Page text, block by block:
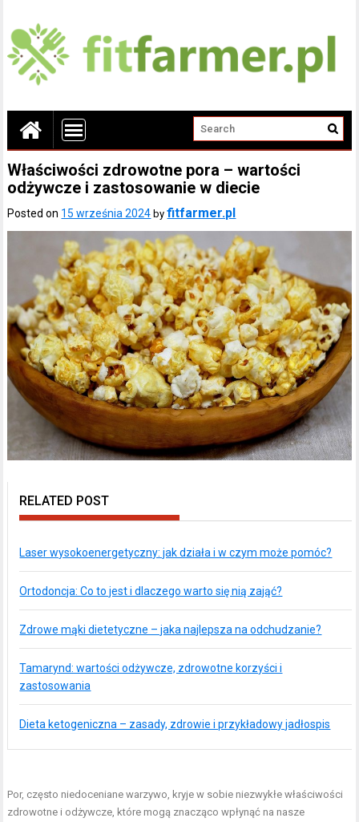
Właściwości zdrowotne pora – wartości
odżywcze i zastosowanie w diecie
Posted on 15 września 2024 byfitfarmer.pl
RELATED POST
Laser wysokoenergetyczny: jak działa i w czym może pomóc?
Ortodoncja: Co to jest i dlaczego warto się nią zająć?
Zdrowe mąki dietetyczne – jaka najlepsza na odchudzanie?
Tamarynd: wartości odżywcze, zdrowotne korzyści i
zastosowania
Dieta ketogeniczna – zasady, zdrowie i przykładowy jadłospis
Por, często niedoceniane warzywo, kryje w sobie niezwykłe właściwości
zdrowotne i odżywcze, które mogą znacząco wpłynąć na nasze